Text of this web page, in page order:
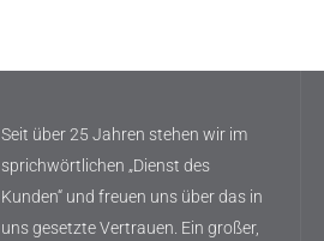
Seit über 25 Jahren stehen wir im
sprichwörtlichen „Dienst des
Kunden“ und freuen uns über das in
uns gesetzte Vertrauen. Ein großer,